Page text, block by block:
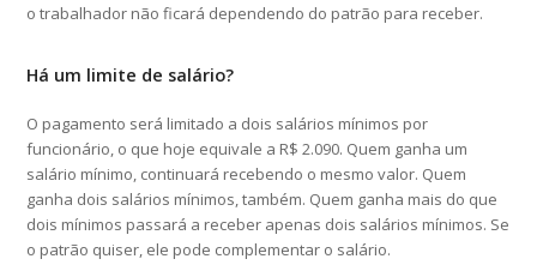
o trabalhador não ficará dependendo do patrão para receber.
Há um limite de salário?
O pagamento será limitado a dois salários mínimos por
funcionário, o que hoje equivale a R$ 2.090. Quem ganha um
salário mínimo, continuará recebendo o mesmo valor. Quem
ganha dois salários mínimos, também. Quem ganha mais do que
dois mínimos passará a receber apenas dois salários mínimos. Se
o patrão quiser, ele pode complementar o salário.